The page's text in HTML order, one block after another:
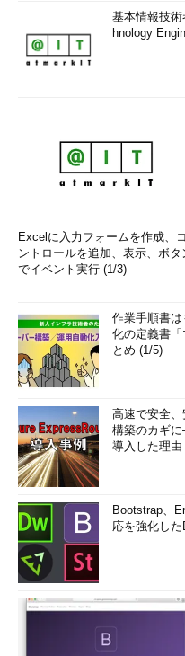
指定した差出人のメールアドレス
ら、確認コードをメモする
上記のようにウィザードを進める
このような新着メールが届くはずだ。
指定した差出人のメール
（2） ウィザードを起動する前
カウント（メールアドレス）である
（3）この確認コードをメモする
再びウィザードに戻って確
をクリックする。
「別のメール アドレスを追加」ウ
入力してウィザードを完了する
前述のウィザードに戻ると、この
基本情報技
hnology
Excelに入力フォームを作成、コ
ントロールを追加、表示、ボタ
でイベント実行 (1/3)
作業手順書
化の定義書
とめ (1/5)
高速で安全
構築のカギ
導入した理由
Bootstrap、
応を強化し